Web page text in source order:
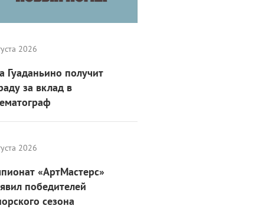
2026
Гуаданьино получит
за вклад в
2026
«АртМастерс»
победителей
сезона